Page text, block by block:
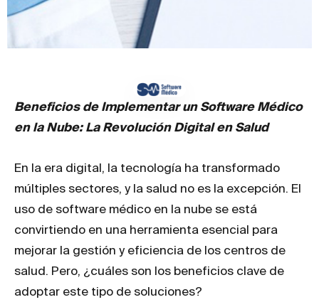
Beneficios de Implementar un Software Médico
en la Nube: La Revolución Digital en Salud
En la era digital, la tecnología ha transformado
múltiples sectores, y la salud no es la excepción. El
uso de software médico en la nube se está
convirtiendo en una herramienta esencial para
mejorar la gestión y eficiencia de los centros de
salud. Pero, ¿cuáles son los beneficios clave de
adoptar este tipo de soluciones?